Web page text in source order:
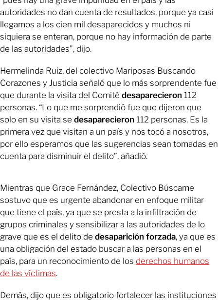
autoridades no dan cuenta de resultados, porque ya casi
llegamos a los cien mil desaparecidos y muchos ni
siquiera se enteran, porque no hay información de parte
de las autoridades”, dijo.
Hermelinda Ruiz, del colectivo Mariposas Buscando
Corazones y Justicia señaló que lo más sorprendente fue
que durante la visita del Comité desaparecieron 112
personas. “Lo que me sorprendió fue que dijeron que
solo en su visita se desaparecieron 112 personas. Es la
primera vez que visitan a un país y nos tocó a nosotros,
por ello esperamos que las sugerencias sean tomadas en
cuenta para disminuir el delito”, añadió.
Mientras que Grace Fernández, Colectivo Búscame
sostuvo que es urgente abandonar en enfoque militar
que tiene el país, ya que se presta a la infiltración de
grupos criminales y sensibilizar a las autoridades de lo
grave que es el delito de desaparición forzada, ya que es
una obligación del estado buscar a las personas en el
país, para un reconocimiento de los derechos humanos
de las víctimas.
Demás, dijo que es obligatorio fortalecer las instituciones